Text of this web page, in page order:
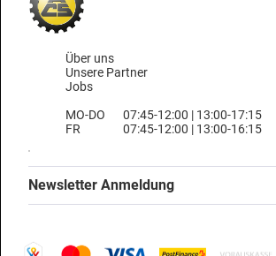
Über uns
Unsere Partner
Jobs
MO-DO
FR
07:45-12:00 | 13:00-17:15
07:45-12:00 | 13:00-16:15
Newsletter Anmeldung